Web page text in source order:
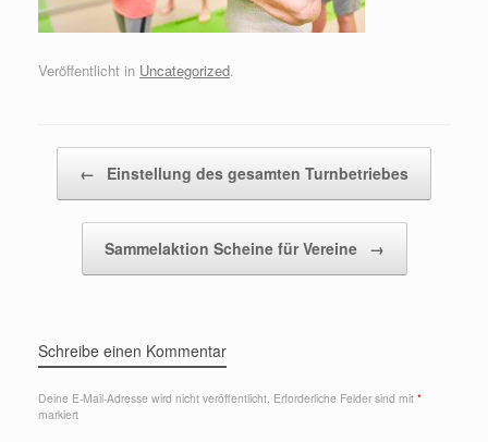
Veröffentlicht in Uncategorized.
← Einstellung des gesamten Turnbetriebes
Sammelaktion Scheine für Vereine →
Schreibe einen Kommentar
Deine E-Mail-Adresse wird nicht veröffentlicht. Erforderliche Felder sind mit *
markiert